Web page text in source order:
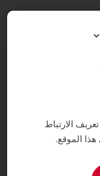
الارتباط
الموقع.